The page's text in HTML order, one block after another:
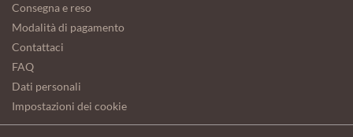
Consegna e reso
Modalità di pagamento
Contattaci
FAQ
Dati personali
Impostazioni dei cookie